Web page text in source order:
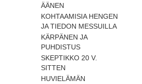
ÄÄNEN
KOHTAAMISIA HENGEN
JA TIEDON MESSUILLA
KÄRPÄNEN JA
PUHDISTUS
SKEPTIKKO 20 V.
SITTEN
HUVIELÄMÄN